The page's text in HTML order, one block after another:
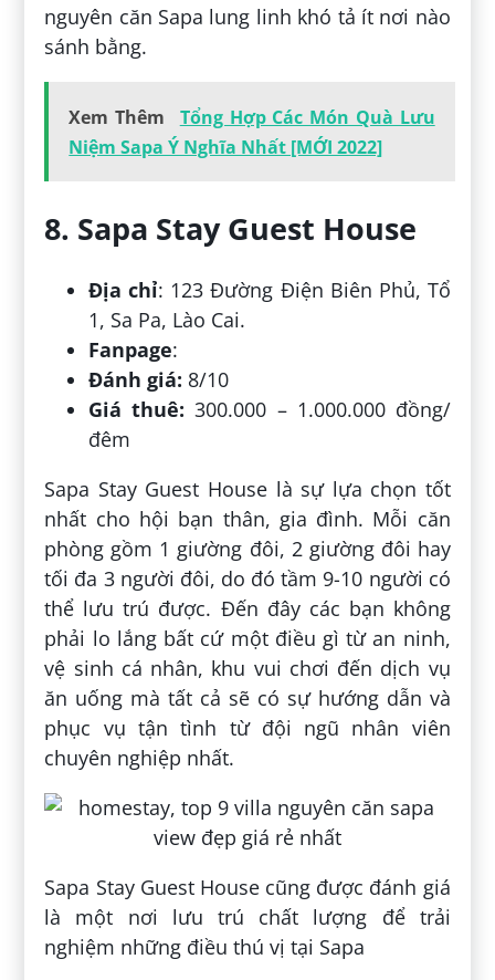
nguyên căn Sapa lung linh khó tả ít nơi nào
sánh bằng.
Xem Thêm
Tổng Hợp Các Món Quà Lưu
Niệm Sapa Ý Nghĩa Nhất [MỚI 2022]
8. Sapa Stay Guest House
Địa chỉ: 123 Đường Điện Biên Phủ, Tổ
1, Sa Pa, Lào Cai.
Fanpage:
Đánh giá: 8/10
Giá thuê: 300.000 – 1.000.000 đồng/
đêm
Sapa Stay Guest House là sự lựa chọn tốt
nhất cho hội bạn thân, gia đình. Mỗi căn
phòng gồm 1 giường đôi, 2 giường đôi hay
tối đa 3 người đôi, do đó tầm 9-10 người có
thể lưu trú được. Đến đây các bạn không
phải lo lắng bất cứ một điều gì từ an ninh,
vệ sinh cá nhân, khu vui chơi đến dịch vụ
ăn uống mà tất cả sẽ có sự hướng dẫn và
phục vụ tận tình từ đội ngũ nhân viên
chuyên nghiệp nhất.
Sapa Stay Guest House cũng được đánh giá
là một nơi lưu trú chất lượng để trải
nghiệm những điều thú vị tại Sapa